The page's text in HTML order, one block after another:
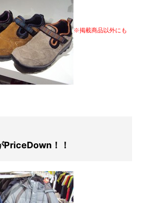
※掲載商品以外にも
PriceDown！！